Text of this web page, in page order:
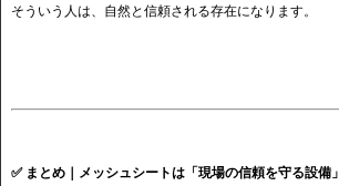
そういう人は、自然と信頼される存在になります。
✅ まとめ｜メッシュシートは「現場の信頼を守る設備」